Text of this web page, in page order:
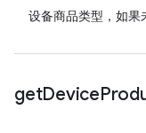
设备商品类型，如果
getDevice